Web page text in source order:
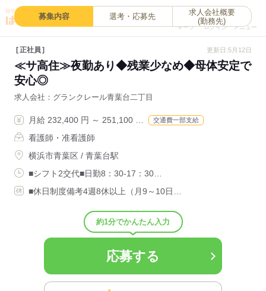
キープ
0
ログイン メニュー
募集内容 選考・応募先
求人会社概要
(勤務先)
正社員 更新日:5月12日
≪サ高住≫夜勤あり◆残業少なめ◆母体安定で
安心◎
求人会社 グランクレール青葉台二丁目
月給 232,400 円 ～ 251,100 … 交通費一部支給
看護師・准看護師
横浜市青葉区 / 青葉台駅
■シフト2交代■日勤8：30-17：30…
■休日制度備考4週8休以上（月9～10日…
約1分でかんたん入力
応募する